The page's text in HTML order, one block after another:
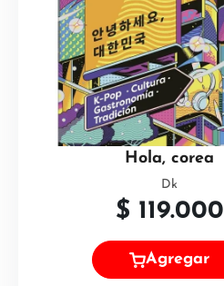
Hola, corea
Dk
$ 119.000
Agregar